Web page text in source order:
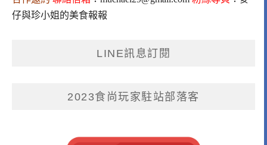
仔與珍小姐的美食報報
LINE訊息訂閱
2023食尚玩家駐站部落客